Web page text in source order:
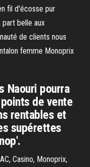
fil d'écosse pur
belle aux
de clients nous
femme Monoprix
Naouri pourra
de vente
rentables et
supérettes
Casino, Monoprix,